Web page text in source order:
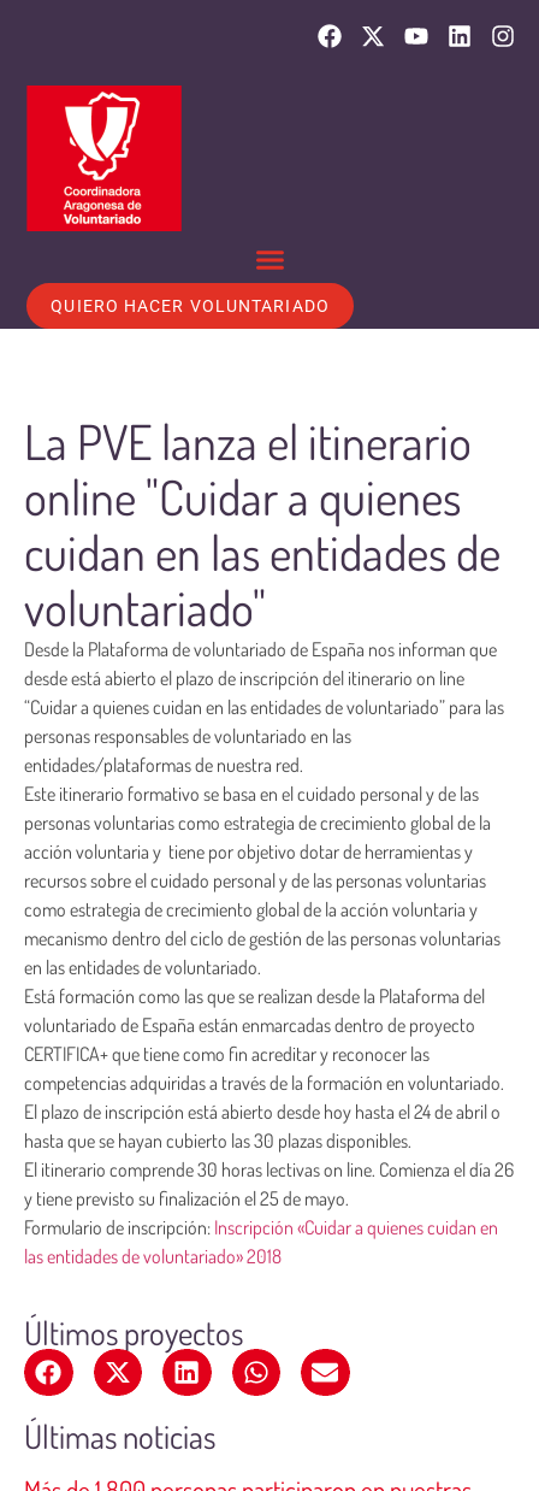
QUIERO HACER VOLUNTARIADO
La PVE lanza el itinerario
online "Cuidar a quienes
cuidan en las entidades de
voluntariado"
Desde la Plataforma de voluntariado de España nos informan que
desde está abierto el plazo de inscripción del itinerario on line
“Cuidar a quienes cuidan en las entidades de voluntariado” para las
personas responsables de voluntariado en las
entidades/plataformas de nuestra red.
Este itinerario formativo se basa en el cuidado personal y de las
personas voluntarias como estrategia de crecimiento global de la
acción voluntaria y tiene por objetivo dotar de herramientas y
recursos sobre el cuidado personal y de las personas voluntarias
como estrategia de crecimiento global de la acción voluntaria y
mecanismo dentro del ciclo de gestión de las personas voluntarias
en las entidades de voluntariado.
Está formación como las que se realizan desde la Plataforma del
voluntariado de España están enmarcadas dentro de proyecto
CERTIFICA+ que tiene como fin acreditar y reconocer las
competencias adquiridas a través de la formación en voluntariado.
El plazo de inscripción está abierto desde hoy hasta el 24 de abril o
hasta que se hayan cubierto las 30 plazas disponibles.
El itinerario comprende 30 horas lectivas on line. Comienza el día 26
y tiene previsto su finalización el 25 de mayo.
Formulario de inscripción: Inscripción «Cuidar a quienes cuidan en
las entidades de voluntariado» 2018
Últimos proyectos
Últimas noticias